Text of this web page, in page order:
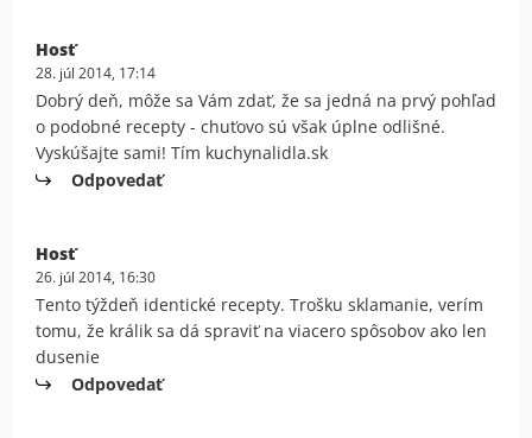
Hosť
28. júl 2014, 17:14
Dobrý deň, môže sa Vám zdať, že sa jedná na prvý pohľad
o podobné recepty - chuťovo sú však úplne odlišné.
Vyskúšajte sami! Tím kuchynalidla.sk
Odpovedať
Hosť
26. júl 2014, 16:30
Tento týždeň identické recepty. Trošku sklamanie, verím
tomu, že králik sa dá spraviť na viacero spôsobov ako len
dusenie
Odpovedať